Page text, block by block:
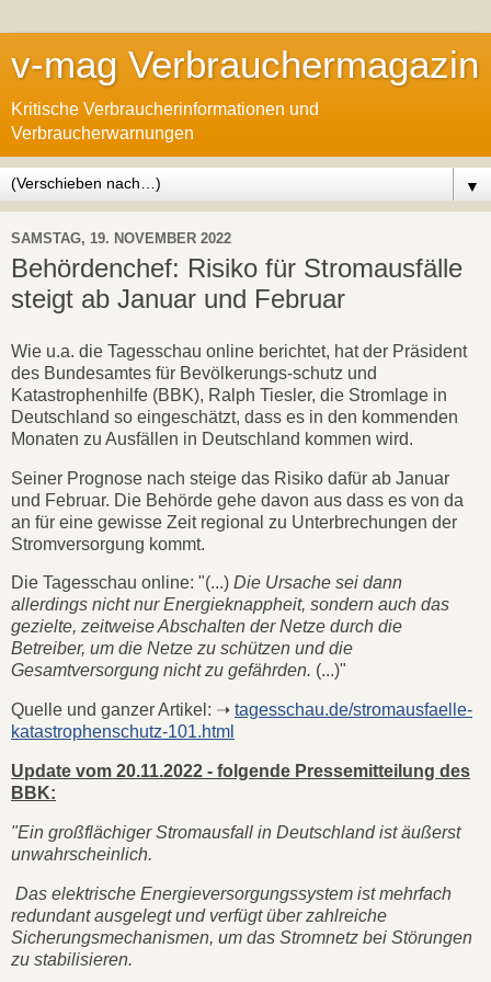
v-mag Verbrauchermagazin
Kritische Verbraucherinformationen und
Verbraucherwarnungen
▼
SAMSTAG, 19. NOVEMBER 2022
Behördenchef: Risiko für Stromausfälle
steigt ab Januar und Februar
Wie u.a. die Tagesschau online berichtet, hat der Präsident
des Bundesamtes für Bevölkerungs-schutz und
Katastrophenhilfe (BBK), Ralph Tiesler, die Stromlage in
Deutschland so eingeschätzt, dass es in den kommenden
Monaten zu Ausfällen in Deutschland kommen wird.
Seiner Prognose nach steige das Risiko dafür ab Januar
und Februar. Die Behörde gehe davon aus dass es von da
an für eine gewisse Zeit regional zu Unterbrechungen der
Stromversorgung kommt.
Die Tagesschau online: "(...) Die Ursache sei dann
allerdings nicht nur Energieknappheit, sondern auch das
gezielte, zeitweise Abschalten der Netze durch die
Betreiber, um die Netze zu schützen und die
Gesamtversorgung nicht zu gefährden. (...)"
Quelle und ganzer Artikel: ➝ tagesschau.de/stromausfaelle-
katastrophenschutz-101.html
Update vom 20.11.2022 - folgende Pressemitteilung des
BBK:
"Ein großflächiger Stromausfall in Deutschland ist äußerst
unwahrscheinlich.
Das elektrische Energieversorgungssystem ist mehrfach
redundant ausgelegt und verfügt über zahlreiche
Sicherungsmechanismen, um das Stromnetz bei Störungen
zu stabilisieren.